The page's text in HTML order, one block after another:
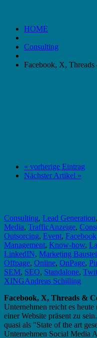
HOME
Consulting
Facebook, X,
« vorherige Eintrag
Nächster Artikel »
Consulting, Lead Generation,
Media, TrafficAnzeige,
Outsorcing, Event, Facebook
Management, Know-how,
LinkedIN, Marketing
Offpage, Online, OnPage,
SEM, SEO, Standalone,
XINGAndreas Schilling
Facebook, X, Threads &
Unternehmen reicht es
einer Website präsent zu
quasi als "State of the art
Unternehmen Social Media